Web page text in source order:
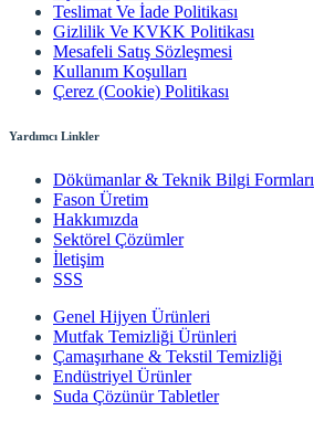
Teslimat Ve İade Politikası
Gizlilik Ve KVKK Politikası
Mesafeli Satış Sözleşmesi
Kullanım Koşulları
Çerez (Cookie) Politikası
Yardımcı Linkler
Dökümanlar & Teknik Bilgi Formları
Fason Üretim
Hakkımızda
Sektörel Çözümler
İletişim
SSS
Genel Hijyen Ürünleri
Mutfak Temizliği Ürünleri
Çamaşırhane & Tekstil Temizliği
Endüstriyel Ürünler
Suda Çözünür Tabletler